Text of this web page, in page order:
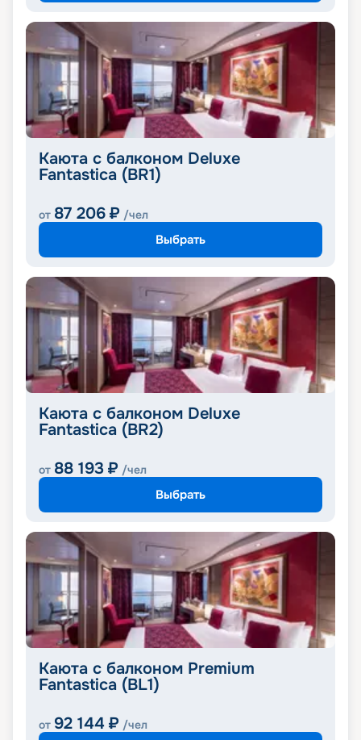
Каюта с балконом Deluxe
Fantastica (BR1)
от 87 206 ₽ /чел
Выбрать
Каюта с балконом Deluxe
Fantastica (BR2)
от 88 193 ₽ /чел
Выбрать
Каюта с балконом Premium
Fantastica (BL1)
от 92 144 ₽ /чел